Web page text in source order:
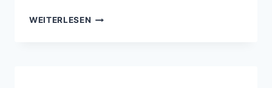
WEITERLESEN LANGFUSE